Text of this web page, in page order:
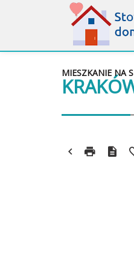
MIESZKANIE NA